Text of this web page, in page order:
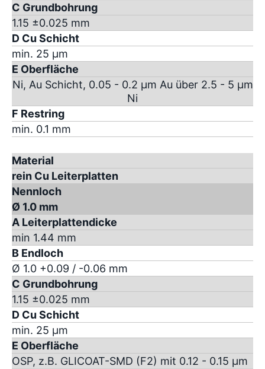
C Grundbohrung
1.15 ±0.025 mm
D Cu Schicht
min. 25 µm
E Oberfläche
Ni, Au Schicht, 0.05 - 0.2 µm Au über 2.5 - 5 µm
Ni
F Restring
min. 0.1 mm
Material
rein Cu Leiterplatten
Nennloch
Ø 1.0 mm
A Leiterplattendicke
min 1.44 mm
B Endloch
Ø 1.0 +0.09 / -0.06 mm
C Grundbohrung
1.15 ±0.025 mm
D Cu Schicht
min. 25 µm
E Oberfläche
OSP, z.B. GLICOAT-SMD (F2) mit 0.12 - 0.15 µm